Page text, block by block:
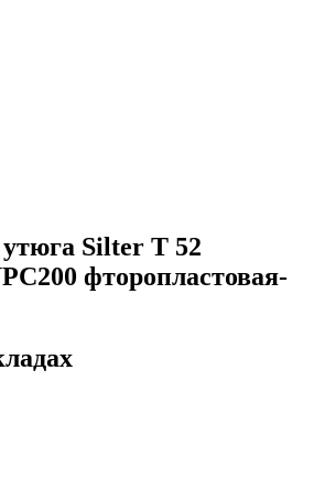
Silter Т 52
фторопластовая-